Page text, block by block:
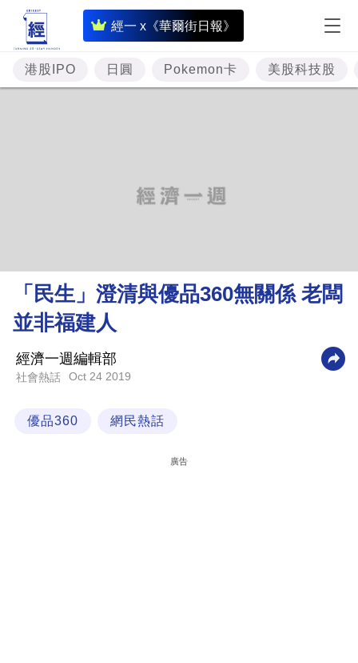
經一 x《華爾街日報》
即
時
財
經
理
財
商
業
科
港股IPO 日圓 Pokemon卡 美股科技股
「民生」澄清與優品360無關係 老闆
並非福建人
經濟一週編輯部
社會熱話 Oct 24 2019
優品360 網民熱話
廣告